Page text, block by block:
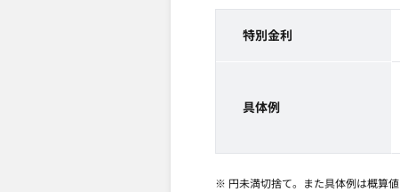
特別金利
具体例
※ 円未満切捨て。また具体例は概算